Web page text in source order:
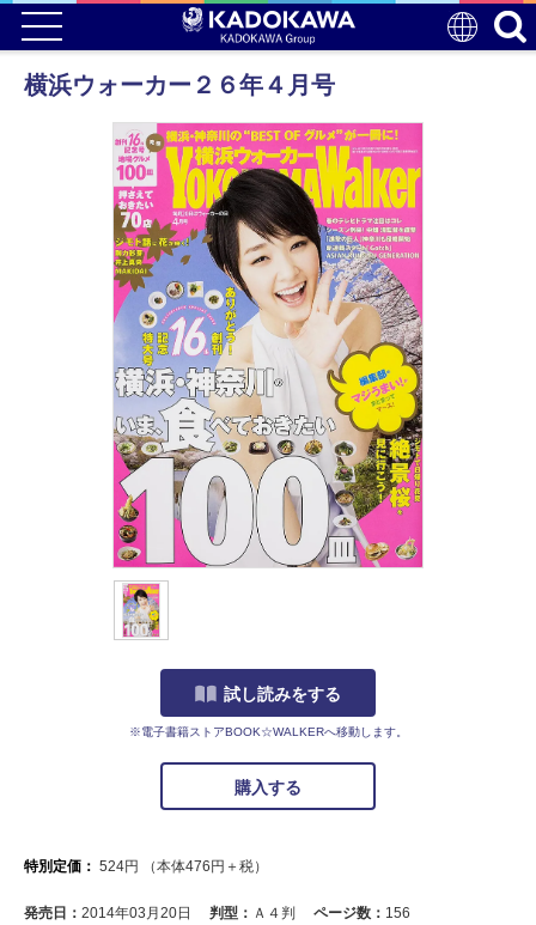
横浜ウォーカー２６年４月号
試し読みをする
※電子書籍ストアBOOK☆WALKERへ移動します。
購入する
特別定価： 524円 （本体476 円＋税）
発売日： 2014年03月20日 判型： Ａ４判 ページ数： 156